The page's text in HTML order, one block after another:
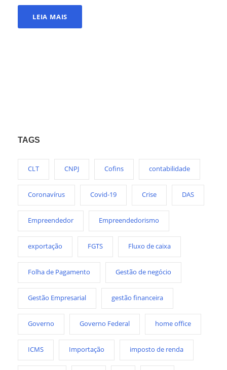
LEIA MAIS
TAGS
CLT CNPJ Cofins contabilidade
Coronavírus Covid-19 Crise DAS
Empreendedor Empreendedorismo
exportação FGTS Fluxo de caixa
Folha de Pagamento Gestão de negócio
Gestão Empresarial gestão financeira
Governo Governo Federal home office
ICMS Importação imposto de renda